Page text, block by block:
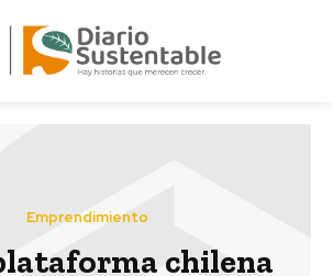
Emprendimiento
chilena